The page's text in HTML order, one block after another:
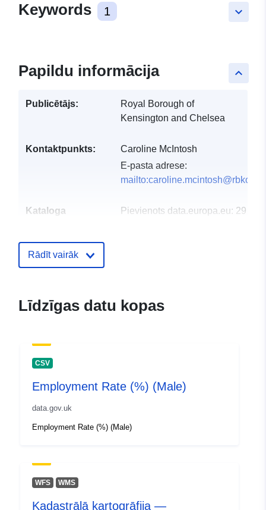
keyboard_arrow_down
Keywords 1
keyboard_arrow_up
Papildu informācija
Publicētājs:
Royal Borough of
Kensington and Chelsea
Kontaktpunkts:
Caroline McIntosh
E-pasta adrese:
Kataloga
Pievienots data.europa.eu: 29
Rādīt vairāk
Līdzīgas datu kopas
CSV
Employment Rate (%) (Male)
data.gov.uk
Employment Rate (%) (Male)
WFS WMS
Kadastrālā kartogrāfija —